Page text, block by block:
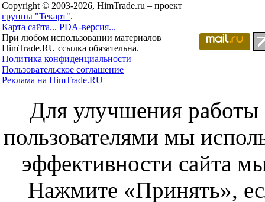
Copyright © 2003-2026, HimTrade.ru – проект
группы "Текарт".
Карта сайта... PDA-версия...
При любом использовании материалов
HimTrade.RU ссылка обязательна.
Политика конфиденциальности
Пользовательское соглашение
Реклама на HimTrade.RU
Для улучшения работы
пользователями мы
эффективности сайта
Нажмите «Принять»,